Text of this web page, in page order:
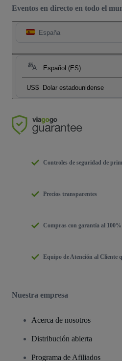
Eventos en directo en todo el
España
Español (ES)
US$ Dolar estadounidense
Controles de seguridad de
Precios transparentes
Compras con garantía al 100%
Equipo de Atención al Cliente
Nuestra empresa
Acerca de nosotros
Distribución abierta
Programa de Afiliados